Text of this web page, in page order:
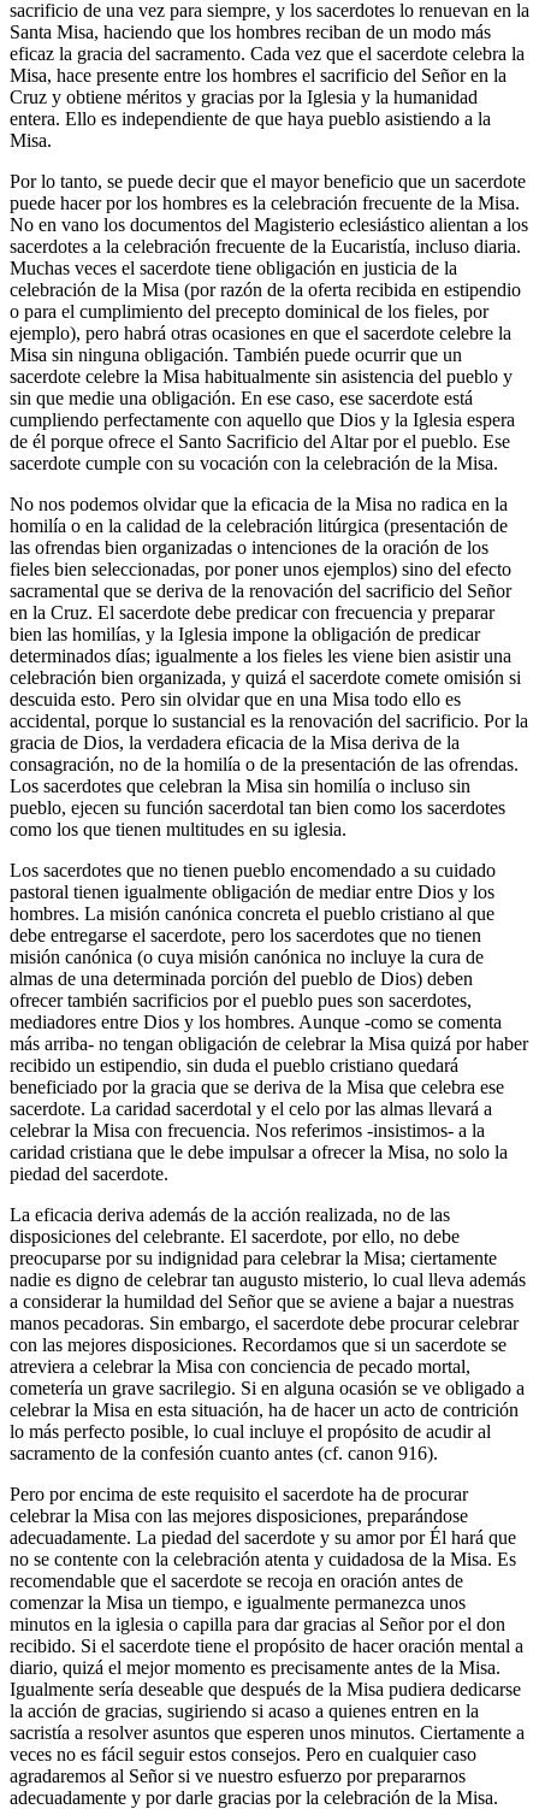
sacrificio de una vez para siempre, y los sacerdotes lo renuevan en la
Santa Misa, haciendo que los hombres reciban de un modo más
eficaz la gracia del sacramento. Cada vez que el sacerdote celebra la
Misa, hace presente entre los hombres el sacrificio del Señor en la
Cruz y obtiene méritos y gracias por la Iglesia y la humanidad
entera. Ello es independiente de que haya pueblo asistiendo a la
Misa.
Por lo tanto, se puede decir que el mayor beneficio que un sacerdote
puede hacer por los hombres es la celebración frecuente de la Misa.
No en vano los documentos del Magisterio eclesiástico alientan a los
sacerdotes a la celebración frecuente de la Eucaristía, incluso diaria.
Muchas veces el sacerdote tiene obligación en justicia de la
celebración de la Misa (por razón de la oferta recibida en estipendio
o para el cumplimiento del precepto dominical de los fieles, por
ejemplo), pero habrá otras ocasiones en que el sacerdote celebre la
Misa sin ninguna obligación. También puede ocurrir que un
sacerdote celebre la Misa habitualmente sin asistencia del pueblo y
sin que medie una obligación. En ese caso, ese sacerdote está
cumpliendo perfectamente con aquello que Dios y la Iglesia espera
de él porque ofrece el Santo Sacrificio del Altar por el pueblo. Ese
sacerdote cumple con su vocación con la celebración de la Misa.
No nos podemos olvidar que la eficacia de la Misa no radica en la
homilía o en la calidad de la celebración litúrgica (presentación de
las ofrendas bien organizadas o intenciones de la oración de los
fieles bien seleccionadas, por poner unos ejemplos) sino del efecto
sacramental que se deriva de la renovación del sacrificio del Señor
en la Cruz. El sacerdote debe predicar con frecuencia y preparar
bien las homilías, y la Iglesia impone la obligación de predicar
determinados días; igualmente a los fieles les viene bien asistir una
celebración bien organizada, y quizá el sacerdote comete omisión si
descuida esto. Pero sin olvidar que en una Misa todo ello es
accidental, porque lo sustancial es la renovación del sacrificio. Por la
gracia de Dios, la verdadera eficacia de la Misa deriva de la
consagración, no de la homilía o de la presentación de las ofrendas.
Los sacerdotes que celebran la Misa sin homilía o incluso sin
pueblo, ejecen su función sacerdotal tan bien como los sacerdotes
como los que tienen multitudes en su iglesia.
Los sacerdotes que no tienen pueblo encomendado a su cuidado
pastoral tienen igualmente obligación de mediar entre Dios y los
hombres. La misión canónica concreta el pueblo cristiano al que
debe entregarse el sacerdote, pero los sacerdotes que no tienen
misión canónica (o cuya misión canónica no incluye la cura de
almas de una determinada porción del pueblo de Dios) deben
ofrecer también sacrificios por el pueblo pues son sacerdotes,
mediadores entre Dios y los hombres. Aunque -como se comenta
más arriba- no tengan obligación de celebrar la Misa quizá por haber
recibido un estipendio, sin duda el pueblo cristiano quedará
beneficiado por la gracia que se deriva de la Misa que celebra ese
sacerdote. La caridad sacerdotal y el celo por las almas llevará a
celebrar la Misa con frecuencia. Nos referimos -insistimos- a la
caridad cristiana que le debe impulsar a ofrecer la Misa, no solo la
piedad del sacerdote.
La eficacia deriva además de la acción realizada, no de las
disposiciones del celebrante. El sacerdote, por ello, no debe
preocuparse por su indignidad para celebrar la Misa; ciertamente
nadie es digno de celebrar tan augusto misterio, lo cual lleva además
a considerar la humildad del Señor que se aviene a bajar a nuestras
manos pecadoras. Sin embargo, el sacerdote debe procurar celebrar
con las mejores disposiciones. Recordamos que si un sacerdote se
atreviera a celebrar la Misa con conciencia de pecado mortal,
cometería un grave sacrilegio. Si en alguna ocasión se ve obligado a
celebrar la Misa en esta situación, ha de hacer un acto de contrición
lo más perfecto posible, lo cual incluye el propósito de acudir al
sacramento de la confesión cuanto antes (cf. canon 916).
Pero por encima de este requisito el sacerdote ha de procurar
celebrar la Misa con las mejores disposiciones, preparándose
adecuadamente. La piedad del sacerdote y su amor por Él hará que
no se contente con la celebración atenta y cuidadosa de la Misa. Es
recomendable que el sacerdote se recoja en oración antes de
comenzar la Misa un tiempo, e igualmente permanezca unos
minutos en la iglesia o capilla para dar gracias al Señor por el don
recibido. Si el sacerdote tiene el propósito de hacer oración mental a
diario, quizá el mejor momento es precisamente antes de la Misa.
Igualmente sería deseable que después de la Misa pudiera dedicarse
la acción de gracias, sugiriendo si acaso a quienes entren en la
sacristía a resolver asuntos que esperen unos minutos. Ciertamente a
veces no es fácil seguir estos consejos. Pero en cualquier caso
agradaremos al Señor si ve nuestro esfuerzo por prepararnos
adecuadamente y por darle gracias por la celebración de la Misa.